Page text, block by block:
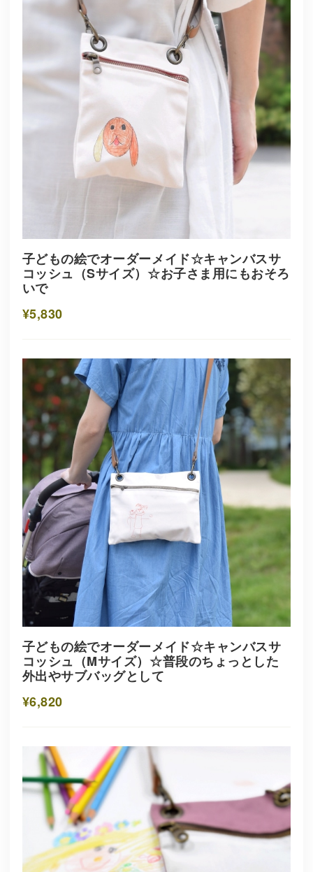
子どもの絵でオーダーメイド☆キャンバスサ
コッシュ（Sサイズ）☆お子さま用にもおそろ
いで
¥5,830
子どもの絵でオーダーメイド☆キャンバスサ
コッシュ（Mサイズ）☆普段のちょっとした
外出やサブバッグとして
¥6,820